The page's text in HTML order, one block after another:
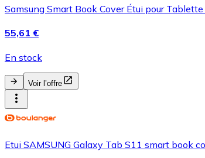
Samsung Smart Book Cover Étui pour
55,61 €
En stock
Voir l’offre
Etui SAMSUNG Galaxy Tab S11 smart book